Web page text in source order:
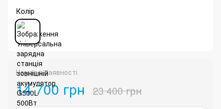
Колір
Немає в наявності
14 700 грн 23 400 грн